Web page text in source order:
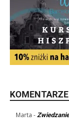
KOMENTARZE
Marta -